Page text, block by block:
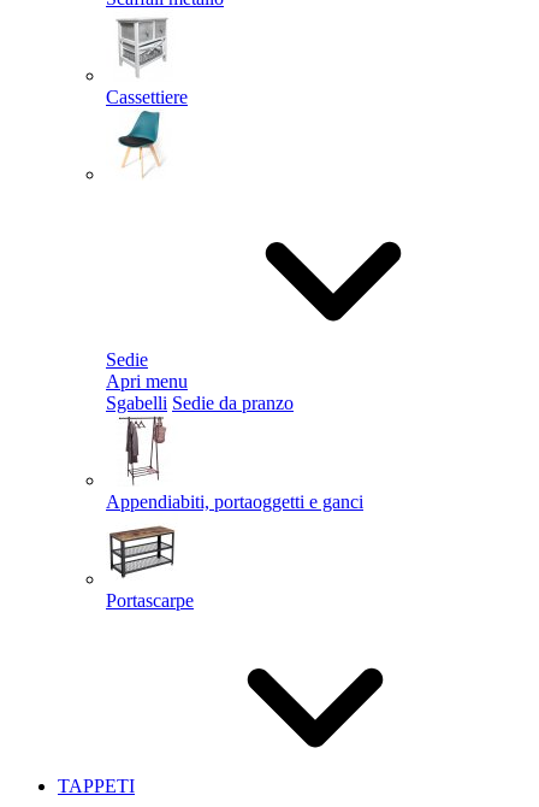
Cassettiere
Sedie
Apri menu
Sgabelli Sedie da pranzo
Appendiabiti, portaoggetti e ganci
Portascarpe
TAPPETI